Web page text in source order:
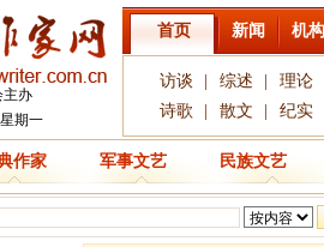
主办
期一
首页 新闻 机构
访谈 综述 理论
诗歌
散文 纪实
作家 军事文艺 民族文艺